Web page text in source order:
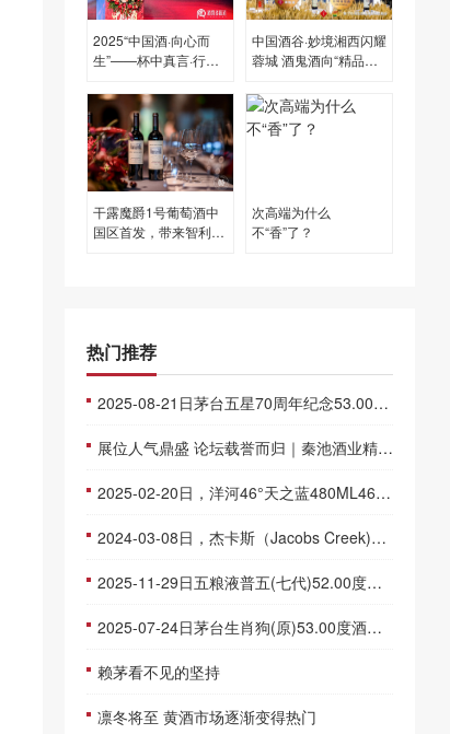
2025“中国酒·向心而
生”——杯中真言·行业
中国酒谷·妙境湘西闪耀
蓉城 酒鬼酒向“精品酒
干露魔爵1号葡萄酒中
国区首发，带来智利风
次高端为什么
不“香”了？
热门推荐
2025-08-21日茅台五星70周年纪念53.00度酒价格为9,500一瓶，下跌 1,500元
展位人气鼎盛 论坛载誉而归｜秦池酒业精彩亮相第 92 届山东糖酒会
2025-02-20日，洋河46°天之蓝480ML46.00度酒每瓶的价格是多少呢？
2024-03-08日，杰卡斯（Jacobs Creek)双桶创酿750ML14.80度酒每瓶的价格是多少呢？
2025-11-29日五粮液普五(七代)52.00度酒价格为805一瓶，下跌 10元
2025-07-24日茅台生肖狗(原)53.00度酒价格为2,500一瓶，下跌 80元
赖茅看不见的坚持
凛冬将至 黄酒市场逐渐变得热门